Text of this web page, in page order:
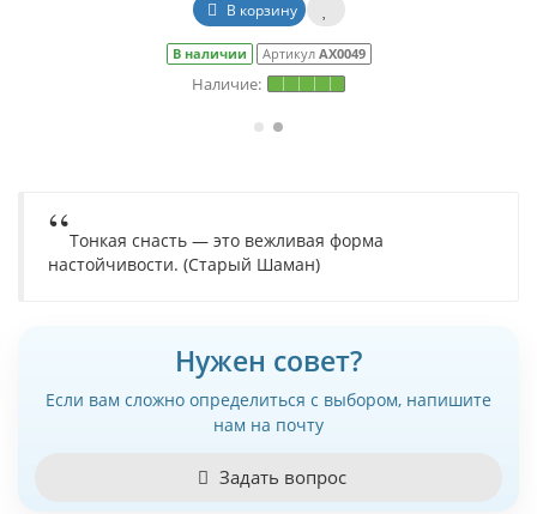
В корзину
В наличии Артикул АХ0049
Тонкая снасть — это вежливая форма
настойчивости. (Старый Шаман)
Нужен совет?
Если вам сложно определиться с выбором, напишите
нам на почту
Задать вопрос